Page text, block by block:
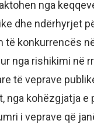
nga
dhe ndërhyrjet
të konkurrencës
nga rishikimi në
të veprave
nga kohëzgjatja e
i veprave që